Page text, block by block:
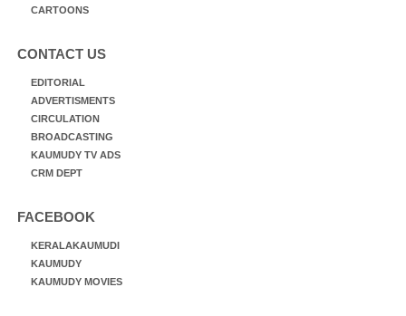
CARTOONS
CONTACT US
EDITORIAL
ADVERTISMENTS
CIRCULATION
BROADCASTING
KAUMUDY TV ADS
CRM DEPT
FACEBOOK
KERALAKAUMUDI
KAUMUDY
KAUMUDY MOVIES